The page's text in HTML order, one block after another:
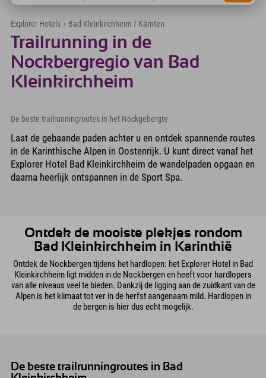
Explorer Hotels › Bad Kleinkirchheim / Kärnten
Trailrunning in de
Nockbergregio van Bad
Kleinkirchheim
De beste trailrunningroutes in het Nockgebergte
Laat de gebaande paden achter u en ontdek spannende routes
in de Karinthische Alpen in Oostenrijk. U kunt direct vanaf het
Explorer Hotel Bad Kleinkirchheim de wandelpaden opgaan en
daarna heerlijk ontspannen in de Sport Spa.
Ontdek de mooiste plekjes rondom
Bad Kleinkirchheim in Karinthië
Ontdek de Nockbergen tijdens het hardlopen: het Explorer Hotel in Bad
Kleinkirchheim ligt midden in de Nockbergen en heeft voor hardlopers
van alle niveaus veel te bieden. Dankzij de ligging aan de zuidkant van de
Alpen is het klimaat tot ver in de herfst aangenaam mild. Hardlopen in
de bergen is hier dus echt mogelijk.
De beste trailrunningroutes in Bad